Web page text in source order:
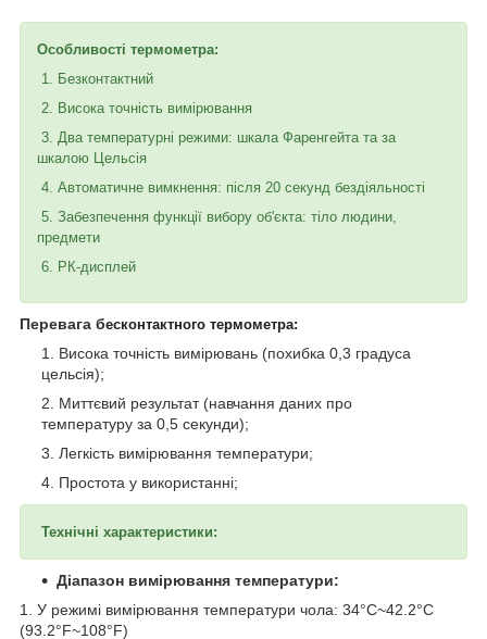
Особливості термометра:
1. Безконтактний
2. Висока точність вимірювання
3. Два температурні режими: шкала Фаренгейта та за
шкалою Цельсія
4. Автоматичне вимкнення: після 20 секунд бездіяльності
5. Забезпечення функції вибору об'єкта: тіло людини,
предмети
6. РК-дисплей
Перевага бесконтактного термометра:
Висока точність вимірювань (похибка 0,3 градуса
цельсія);
Миттєвий результат (навчання даних про
температуру за 0,5 секунди);
Легкість вимірювання температури;
Простота у використанні;
Технічні характеристики:
Діапазон вимірювання температури:
1. У режимі вимірювання температури чола: 34°C~42.2°C
(93.2°F~108°F)